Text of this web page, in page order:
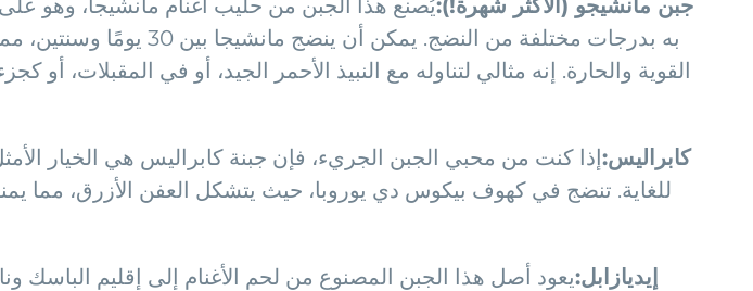
جبن مانشيجو (الأكثر شهرة!):يُصنع هذا الجبن من حليب أغنام مانشيجا، وهو على
به بدرجات مختلفة من
القوية والحارة. إنه مثالي لتناوله مع النبيذ الأحمر الجيد، أو في المقبلات،
كابراليس:إذا كنت من محبي الجبن الجريء، فإن جبنة كابراليس هي الخيار
للغاية. تنضج في كهوف بيكوس دي يوروبا، حيث يتشكل العفن الأزرق، مما
إيديازابل:يعود أصل هذا الجبن المصنوع من لحم الأغنام إلى إقليم